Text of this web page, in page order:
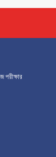
পরীক্ষার